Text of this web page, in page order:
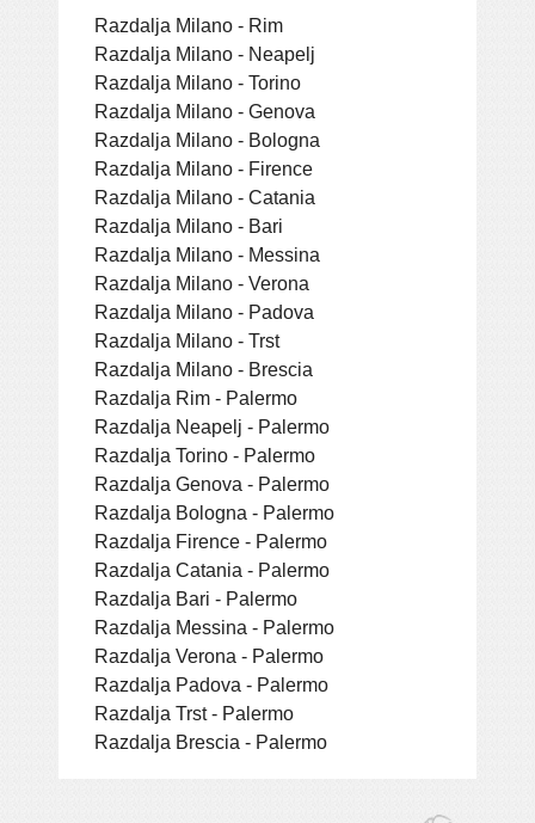
Razdalja Milano - Rim
Razdalja Milano - Neapelj
Razdalja Milano - Torino
Razdalja Milano - Genova
Razdalja Milano - Bologna
Razdalja Milano - Firence
Razdalja Milano - Catania
Razdalja Milano - Bari
Razdalja Milano - Messina
Razdalja Milano - Verona
Razdalja Milano - Padova
Razdalja Milano - Trst
Razdalja Milano - Brescia
Razdalja Rim - Palermo
Razdalja Neapelj - Palermo
Razdalja Torino - Palermo
Razdalja Genova - Palermo
Razdalja Bologna - Palermo
Razdalja Firence - Palermo
Razdalja Catania - Palermo
Razdalja Bari - Palermo
Razdalja Messina - Palermo
Razdalja Verona - Palermo
Razdalja Padova - Palermo
Razdalja Trst - Palermo
Razdalja Brescia - Palermo